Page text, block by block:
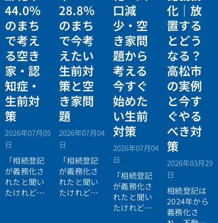
44.0％
のまち
で考え
る空き
家・認
知症・
生前対
策
2026年07月05
日
「相続登記
が義務化さ
れたと聞い
たけれど、
28.8％
のまち
で今考
えたい
生前対
策と空
き家問
題
2026年07月04
日
「相続登記
が義務化さ
れたと聞い
たけれど、
口減
少・空
き家問
題から
考える
今すぐ
始めた
い生前
対策
2026年07月04
日
「相続登記
が義務化さ
れたと聞い
たけれど、
化｜放
置する
とどう
なる？
高松市
の実例
と今す
ぐやる
べき対
策
2026年03月29
日
相続登記は
2024年から
義務化さ